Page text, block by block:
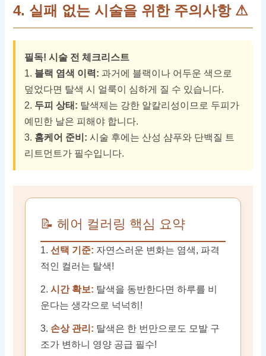
4. 실패 없는 시술을 위한 주의사항 ⚠
필독! 시술 전 체크리스트
1. 블랙 염색 이력: 과거에 블랙이나 어두운 색으로
덮었다면 탈색 시 얼룩이 심하게 질 수 있습니다.
2. 두피 상태: 탈색제는 강한 알칼리성이므로 두피가
예민한 날은 피해야 합니다.
3. 홈케어 준비: 시술 후에는 산성 샴푸와 단백질 트
리트먼트가 필수입니다.
📝 헤어 컬러링 핵심 요약
1.선택 기준: 자연스러운 변화는 염색, 파격
적인 컬러는 탈색!
2.시간 확보: 탈색을 동반한다면 하루를 비
운다는 생각으로 넉넉히!
3. 손상 관리: 탈색은 한 번만으로도 모발 구
조가 변하니 영양 공급 필수!